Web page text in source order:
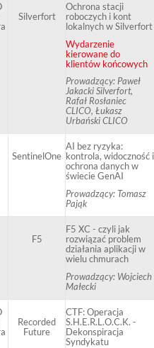
Silverfort
Ochrona stacji
roboczych i kont
lokalnych w Silverfort
Wydarzenie
kierowane do
klientów końcowych
Prowadzący: Paweł
Jakacki Silverfort,
Rafał Rosłaniec
CLICO, Łukasz
Urbański CLICO
SentinelOne
AI bez ryzyka:
kontrola, widoczność i
ochrona danych w
świecie GenAI
Prowadzący: Tomasz
Pająk
F5
F5 XC - czyli jak
rozwiązać problem
działania aplikacji w
wielu chmurach
Prowadzący: Wojciech
Małecki
Recorded
Future
CTF: Operacja
S.H.E.R.L.O.C.K. -
Dekonspiracja
Syndykatu